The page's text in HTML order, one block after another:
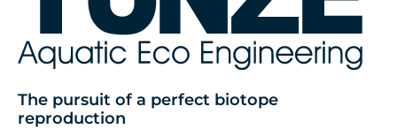
The pursuit of a perfect biotope
reproduction